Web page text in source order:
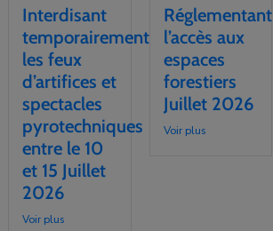
Interdisant
temporairement
les feux
d’artifices et
spectacles
pyrotechniques
entre le 10
et 15 Juillet
2026
Voir plus
Réglementant
l’accès aux
espaces
forestiers
Juillet 2026
Voir plus